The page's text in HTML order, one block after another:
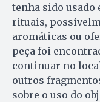
tenha sido
rituais,
aromáticas ou
peça foi
continuar no
outros
sobre o uso do